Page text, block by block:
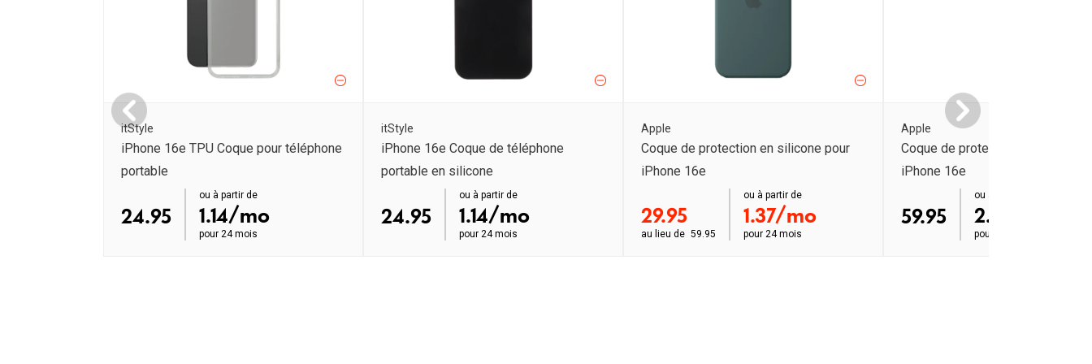
itStyle
iPhone 16e TPU Coque pour téléphone
portable
24.95
ou à partir de
1.14/mo
pour 24 mois
itStyle
iPhone 16e Coque de téléphone
portable en silicone
24.95
ou à partir de
1.14/mo
pour 24 mois
Apple
Coque de protection en silicone pour
iPhone 16e
29.95
au lieu de 59.95
ou à partir de
1.37/mo
pour 24 mois
Apple
Coque de protection en silicone
iPhone 16e
59.95
ou à partir de
2.75/mo
pour